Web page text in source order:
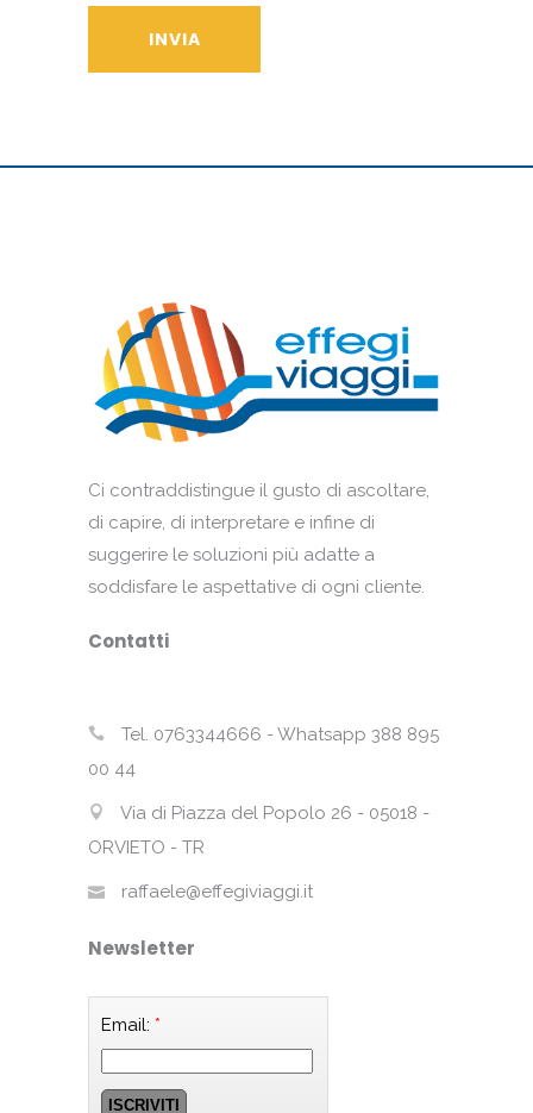
Ci contraddistingue il gusto di ascoltare,
di capire, di interpretare e infine di
suggerire le soluzioni più adatte a
soddisfare le aspettative di ogni cliente.
Contatti
Tel. 0763344666 - Whatsapp 388 895
00 44
Via di Piazza del Popolo 26 - 05018 -
ORVIETO - TR
raffaele@effegiviaggi.it
Newsletter
Email: *